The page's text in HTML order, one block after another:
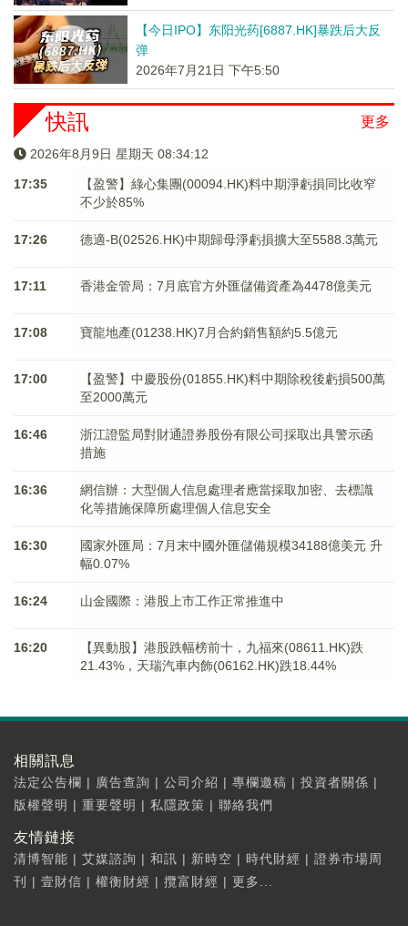
【今日IPO】东阳光药[6887.HK]暴跌后大反
弹
2026年7月21日 下午5:50
更多
快訊
2026年8月9日 星期天 08:34:12
17:35
【盈警】綠心集團(00094.HK)料中期淨虧損同比收窄
不少於85%
17:26 德適-B(02526.HK)中期歸母淨虧損擴大至5588.3萬元
17:11 香港金管局：7月底官方外匯儲備資產為4478億美元
17:08 寶龍地產(01238.HK)7月合約銷售額約5.5億元
17:00
【盈警】中慶股份(01855.HK)料中期除稅後虧損500萬
至2000萬元
16:46
浙江證監局對財通證券股份有限公司採取出具警示函
措施
16:36
網信辦：大型個人信息處理者應當採取加密、去標識
化等措施保障所處理個人信息安全
16:30
國家外匯局：7月末中國外匯儲備規模34188億美元 升
幅0.07%
16:24 山金國際：港股上市工作正常推進中
16:20
【異動股】港股跌幅榜前十，九福來(08611.HK)跌
21.43%，天瑞汽車内飾(06162.HK)跌18.44%
相關訊息
法定公告欄 | 廣告查詢 | 公司介紹 | 專欄邀稿 | 投資者關係 |
版權聲明 | 重要聲明 | 私隱政策 | 聯絡我們
友情鏈接
清博智能 | 艾媒諮詢 | 和訊 | 新時空 | 時代財經 | 證券市場周
刊
| 壹財信 | 權衡財經 | 攬富財經 | 更多...